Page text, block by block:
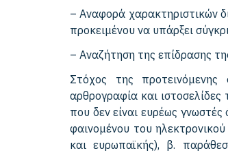
– Αναφορά χαρακτηριστικών
προκειμένου να υπάρξει
– Αναζήτηση της επίδρασης
Στόχος της προτεινόμενης
αρθρογραφία και
που δεν είναι ευρέως
φαινομένου του
και ευρωπαϊκής), β.